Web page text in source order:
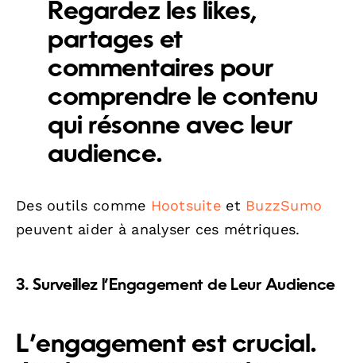
Regardez les likes,
partages et
commentaires pour
comprendre le contenu
qui résonne avec leur
audience.
Des outils comme Hootsuite et BuzzSumo
peuvent aider à analyser ces métriques.
3. Surveillez l’Engagement de Leur Audience
L’engagement est crucial.